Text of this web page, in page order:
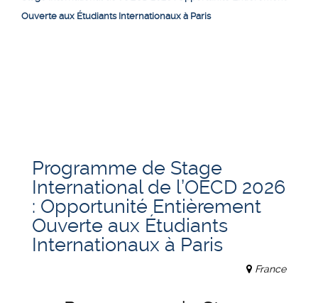
Ouverte aux Étudiants Internationaux à Paris
Programme de Stage
International de l’OECD 2026
: Opportunité Entièrement
Ouverte aux Étudiants
Internationaux à Paris
France